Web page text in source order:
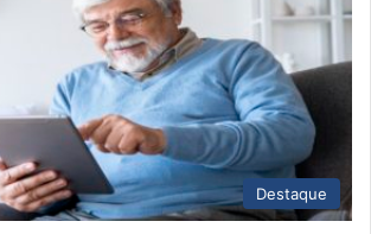
Destaque